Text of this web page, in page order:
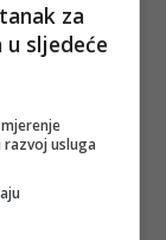
za
sljedeće
razvoj usluga